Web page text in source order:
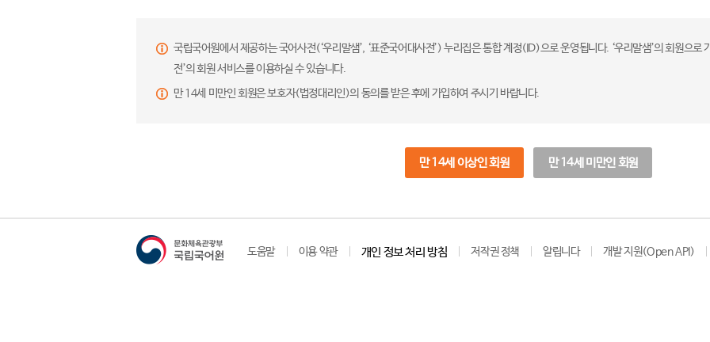
국립국어원에서 제공하는 국어사전(‘우리말샘’, ‘표준국어대사전’) 누리집은 통합 계정(ID)으로 운영됩니다. ‘우리말샘’의 회원으
전’의 회원 서비스를 이용하실 수 있습니다.
만 14세 미만인 회원은 보호자(법정대리인)의 동의를 받은 후에 가입하여 주시기 바랍니다.
만 14세 이상인 회원 만 14세 미만인 회원
도움말 이용 약관 개인 정보 처리 방침 저작권 정책 알립니다 개발 지원(Open API)